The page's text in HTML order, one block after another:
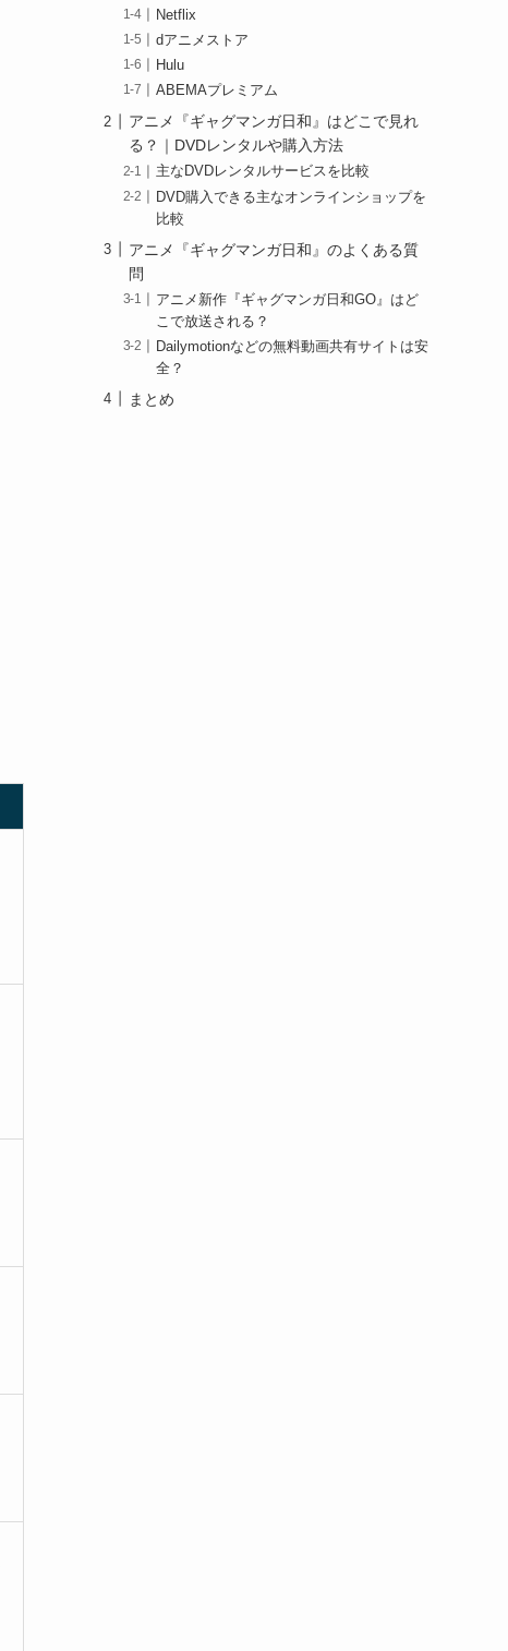
Netflix
dアニメストア
Hulu
ABEMAプレミアム
アニメ『ギャグマンガ日和』はどこで見れ
る？｜DVDレンタルや購入方法
主なDVDレンタルサービスを比較
DVD購入できる主なオンラインショップを
比較
アニメ『ギャグマンガ日和』のよくある質
問
アニメ新作『ギャグマンガ日和GO』はど
こで放送される？
Dailymotionなどの無料動画共有サイトは安
全？
まとめ